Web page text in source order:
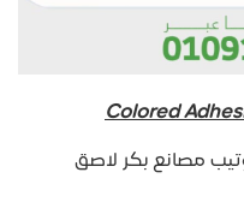
مصانع بكر لاصق